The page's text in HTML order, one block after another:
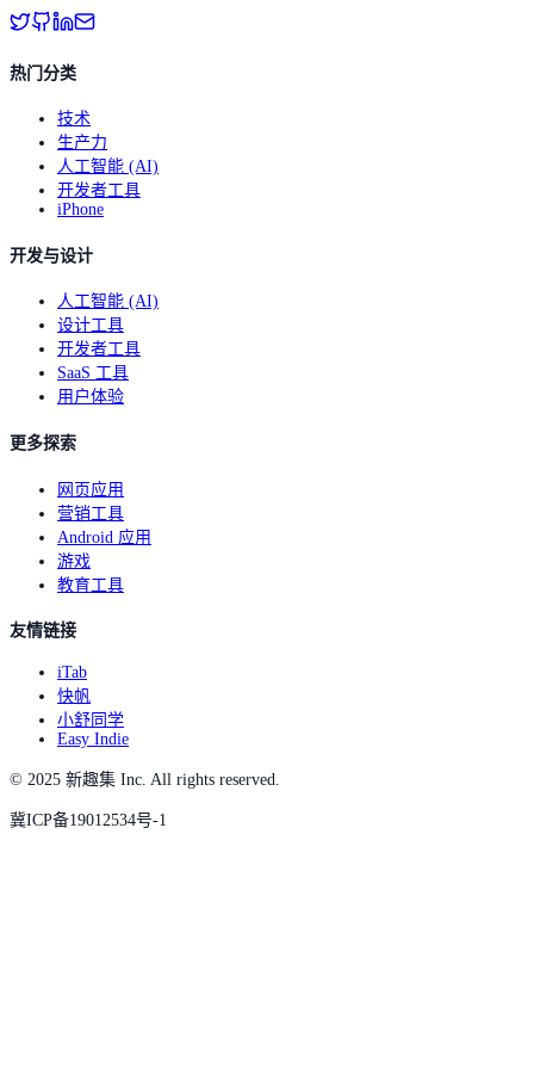
热门分类
技术
生产力
人工智能 (AI)
开发者工具
iPhone
开发与设计
人工智能 (AI)
设计工具
开发者工具
SaaS 工具
用户体验
更多探索
网页应用
营销工具
Android 应用
游戏
教育工具
友情链接
iTab
快帆
小舒同学
Easy Indie
© 2025 新趣集 Inc. All rights reserved.
冀ICP备19012534号-1